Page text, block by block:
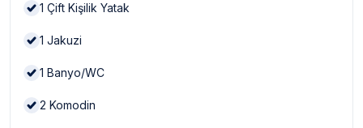
1 Çift Kişilik Yatak
1 Jakuzi
1 Banyo/WC
2 Komodin